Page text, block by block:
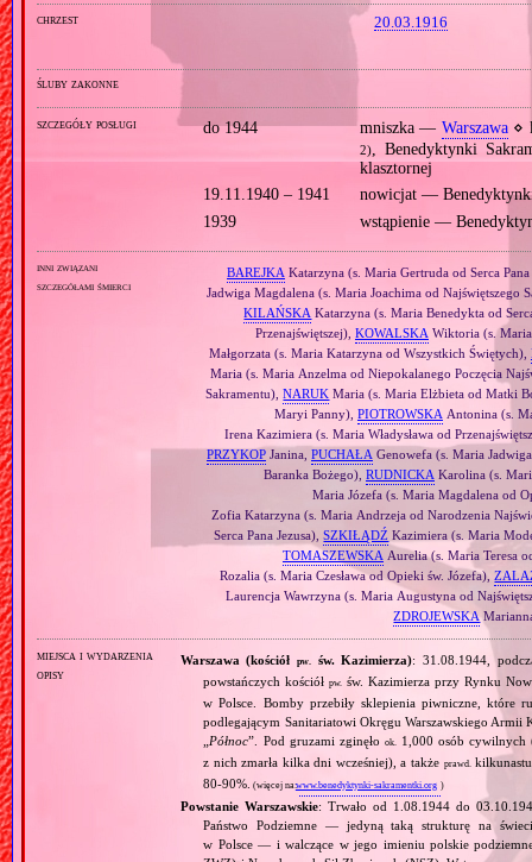
chrzest 20.03.1916
śluby zakonne
szczegóły posługi do 1944 mniszka — Warszawa⋄
2), Benedyktynki
klasztornej
19.11.1940 – 1941
nowicjat —
1939
wstąpienie —
inni związani
szczegółami śmierci
BAREJKA Katarzyna (s. Maria Gertruda od Serca
Jadwiga Magdalena (s. Maria Joachima od Najświętszego
KILAŃSKA Katarzyna (s. Maria Benedykta od
Przenajświętszej), KOWALSKA Wiktoria (s.
Małgorzata (s. Maria Katarzyna od Wszystkich Świętych),
Maria (s. Maria Anzelma od Niepokalanego Poczęcia
Sakramentu),NARUK Maria (s. Maria Elżbieta od Matki
Maryi Panny), PIOTROWSKA Antonina (s.
Irena Kazimiera (s. Maria Władysława od
PRZYKOPJanina, PUCHAŁA Genowefa (s. Maria
Baranka Bożego), RUDNICKA Karolina (s.
Maria Józefa (s. Maria Magdalena od
Zofia Katarzyna (s. Maria Andrzeja od Narodzenia
Serca Pana Jezusa),SZKIŁĄDŹ Kazimiera (s. Maria
TOMASZEWSKA Aurelia (s. Maria Teresa
Rozalia (s. Maria Czesława od Opieki św. Józefa),
Laurencja Wawrzyna (s. Maria Augustyna od
ZDROJEWSKA
miejsca i wydarzenia
opisy
Warszawa (kościół pw. św. Kazimierza): 31.08.1944,
powstańczych kościółpw. św. Kazimierza przy Rynku
w Polsce. Bomby przebiły sklepienia piwniczne, które
podlegającym Sanitariatowi Okręgu Warszawskiego Armii
Północ”. Pod gruzami zginęło ok. 1,000 osób cywilnych
z nich zmarła kilka dni wcześniej), a także prawd.
80‐90%. (więcej na:www.benedyktynki-sakramentki.org )
Powstanie Warszawskie: Trwało od 1.08.1944 do
Państwo Podziemne — jedyną taką strukturę na
w Polsce — i walczące w jego imieniu polskie